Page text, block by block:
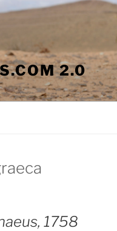
2.0
1758